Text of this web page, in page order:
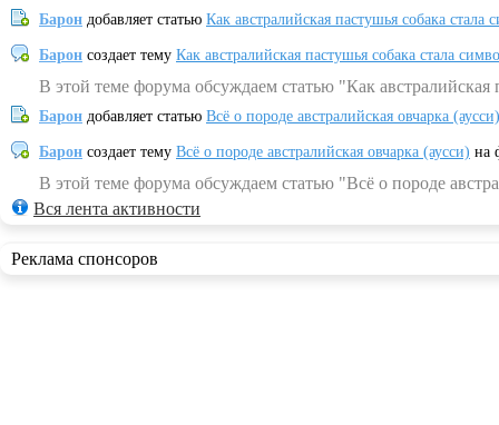
Барон добавляет статью Как австралийская пастушья собака
Барон создает тему Как австралийская пастушья собака стала
В этой теме форума обсуждаем статью "Как
Барон добавляет статью Всё о породе австралийская овчарка (аусси)
Барон создает тему Всё о породе австралийская овчарка (аусси) на
В этой теме форума обсуждаем статью "Всё о породе
Вся лента активности
Реклама спонсоров